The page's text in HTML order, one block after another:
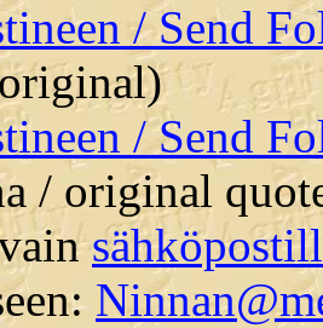
/ Send
/ Send
/ original